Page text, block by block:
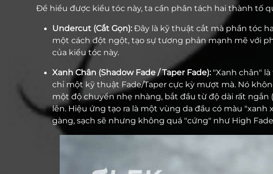
Để hiểu được kiểu tóc này, ta cần phân tách hai thành tố
Undercut (Cắt Gọn): Đây là kỹ thuật cắt mà phần tóc
một cách đột ngột, tạo sự tương phản mạnh mẽ với
của kiểu tóc này.
Xanh Chân (Shadow Fade / Taper Fade):"Xanh chân"
chỉ một kỹ thuật Fade/Taper cực kỳ mượt mà. Nó
một độ chuyển nhẹ nhàng, bắt đầu từ độ dài rất ngắn
lên. Hiệu ứng tạo ra là một vùng da đầu có màu "xanh
gàng, sạch sẽ nhưng không quá "cứng" như High